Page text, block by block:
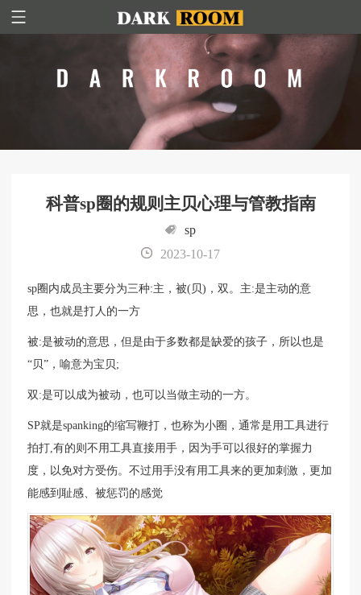
科普sp圈的规则主贝心理与管教指南
sp
2023-10-17
sp圈内成员主要分为三种:主，被(贝)，双。主:是主动的意
思，也就是打人的一方
被:是被动的意思，但是由于多数都是缺爱的孩子，所以也是
“贝”，喻意为宝贝;
双:是可以成为被动，也可以当做主动的一方。
SP就是spanking的缩写鞭打，也称为小圈，通常是用工具进行
拍打,有的则不用工具直接用手，因为手可以很好的掌握力
度，以免对方受伤。不过用手没有用工具来的更加刺激，更加
能感到耻感、被惩罚的感觉